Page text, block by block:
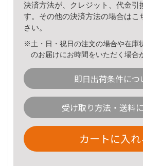
決済方法が、クレジット、代金引
す。その他の決済方法の場合はこ
さい。
※土・日・祝日の注文の場合や在庫
のお届けにお時間をいただく場合
即日出荷条件につ
受け取り方法・送料
カートに入れ